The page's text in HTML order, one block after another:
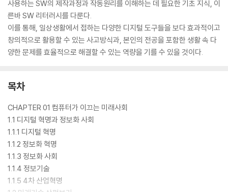
사용하는 SW의 제작과정과 작동원리를 이해하는 데 필요한 기초 지식, 이
른바 SW 리터러시를 다룬다.
이를 통해, 일상생활에서 접하는 다양한 디지털 도구들을 보다 효과적이고
창의적으로 활용할 수 있는 사고방식과, 본인의 전공을 포함한 생활 속 다
양한 문제를 효율적으로 해결할 수 있는 역량을 기를 수 있을 것이다.
목차
CHAPTER 01 컴퓨터가 이끄는 미래사회
1.1 디지털 혁명과 정보화 사회
1.1.1 디지털 혁명
1.1.2 정보화 혁명
1.1.3 정보화 사회
1.1.4 정보기술
1.1.5 4차 산업혁명